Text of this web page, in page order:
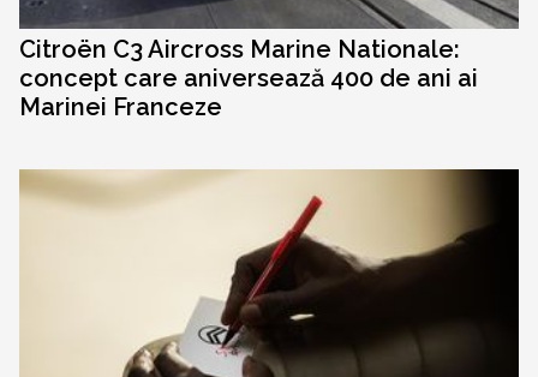
Citroën C3 Aircross Marine Nationale:
concept care aniversează 400 de ani ai
Marinei Franceze